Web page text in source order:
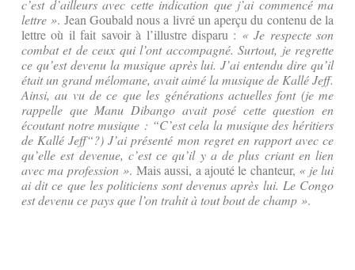
c’est d’ailleurs avec cette indication que j’ai commencé ma
lettre ». Jean Goubald nous a livré un aperçu du contenu de la
lettre où il fait savoir à l’illustre disparu : « Je respecte son
combat et de ceux qui l’ont accompagné. Surtout, je regrette
ce qu’est devenu la musique après lui. J’ai entendu dire qu’il
était un grand mélomane, avait aimé la musique de Kallé Jeff.
Ainsi, au vu de ce que les générations actuelles font (je me
rappelle que Manu Dibango avait posé cette question en
écoutant notre musique : “C’est cela la musique des héritiers
de Kallé Jeff“?) J’ai présenté mon regret en rapport avec ce
qu’elle est devenue, c’est ce qu’il y a de plus criant en lien
avec ma profession ». Mais aussi, a ajouté le chanteur, « je lui
ai dit ce que les politiciens sont devenus après lui. Le Congo
est devenu ce pays que l’on trahit à tout bout de champ ».